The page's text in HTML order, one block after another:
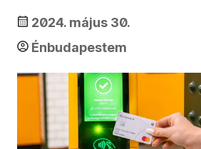
2024. május 30.
Énbudapestem